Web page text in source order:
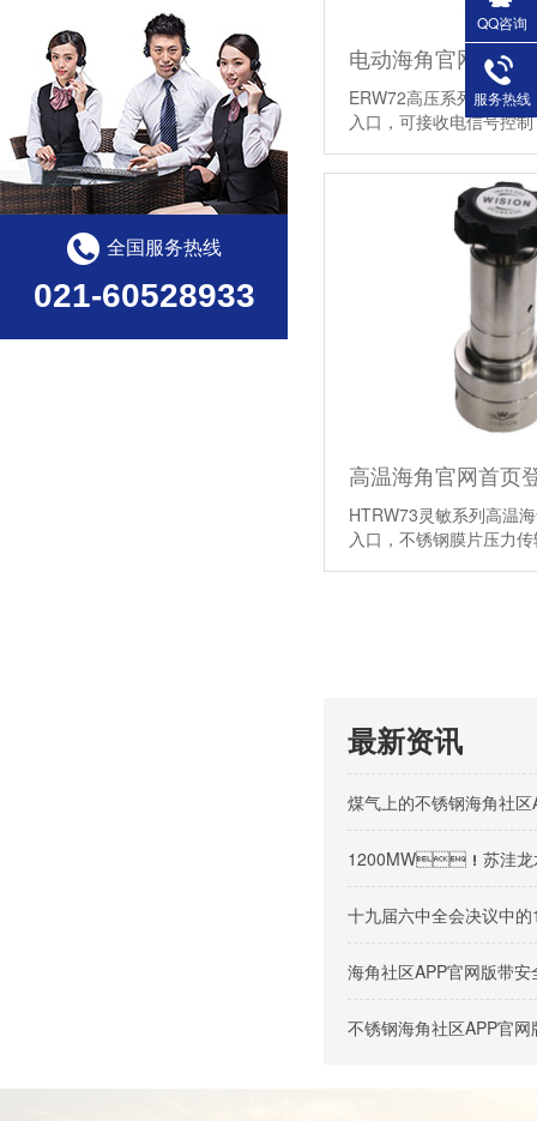
ERW72高压系列电动海
入口，可接收电信号控
HTRW73灵敏系列高温
入口，不锈钢膜片压力
最新资讯
煤气上的不锈钢海角社
1200MW！苏洼龙水
十九届六中全会决议中
海角社区APP官网版带
不锈钢海角社区APP官
全国服务热线
021-60528933
QQ咨询
服务热线